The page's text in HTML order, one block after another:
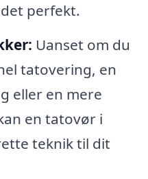
perfekt.
Uanset om du
tatovering, en
eller en mere
en tatovør i
teknik til dit